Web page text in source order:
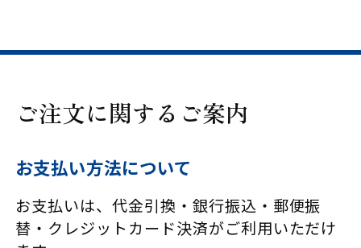
ご注文に関するご案内
お支払い方法について
お支払いは、代金引換・銀行振込・郵便振
替・クレジットカード決済がご利用いただけ